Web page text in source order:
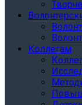
Коллегам